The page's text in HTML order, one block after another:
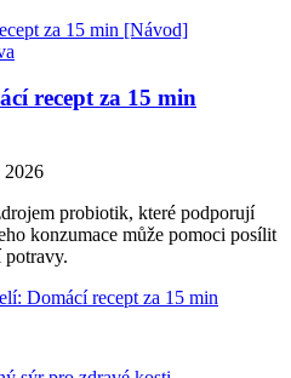
recept za 15 min
2026
probiotik, které podporují
konzumace může pomoci posílit
potravy.
Domácí recept za 15 min